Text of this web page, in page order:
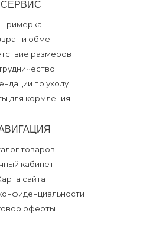
СЕРВИС
Примерка
и обмен
размеров
по уходу
для кормления
товаров
кабинет
сайта
оферты